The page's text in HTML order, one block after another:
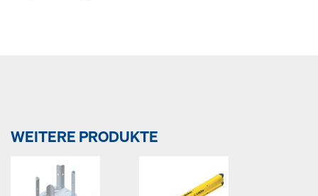
WEITERE PRODUKTE